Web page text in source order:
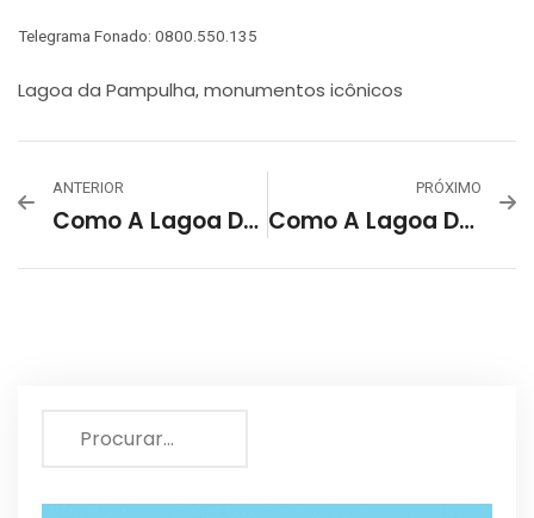
Telegrama Fonado: 0800.550.135
Lagoa da Pampulha, monumentos icônicos
ANTERIOR
Como A Lagoa Da Pampulha Se Tornou Um Patrimônio Mundial Da UNESCO E Qual É O Significado Desse Reconhecimento?
PRÓXIMO
Como A Lagoa Da Pampulha Contribui Para A Promoção Do Turismo Em Belo Horizonte?